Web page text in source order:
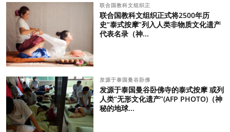
联合国教科文组织正
联合国教科文组织正式将2500年历
史“泰式按摩”列入人类非物质文化遗产
代表名录（神...
发源于泰国曼谷卧佛
发源于泰国曼谷卧佛寺的泰式按摩 或列
人类“无形文化遗产”(AFP PHOTO)（神
秘的地球...